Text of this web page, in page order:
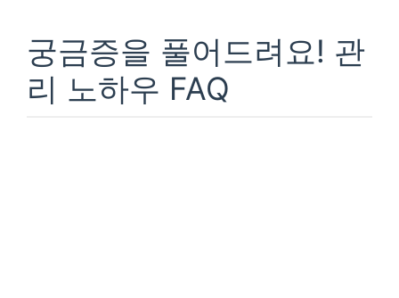
궁금증을 풀어드려요! 관
리 노하우 FAQ